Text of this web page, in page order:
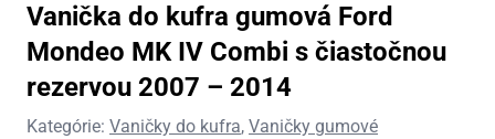
Vanička do kufra gumová Ford
Mondeo MK IV Combi s čiastočnou
rezervou 2007 – 2014
Kategórie: Vaničky do kufra, Vaničky gumové